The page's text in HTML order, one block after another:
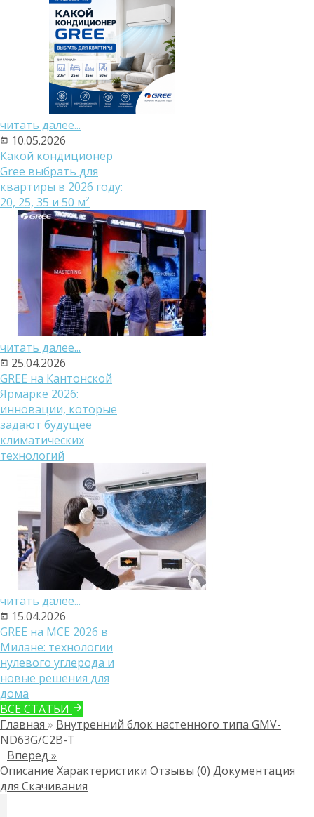
читать далее...
10.05.2026
Какой кондиционер
Gree выбрать для
квартиры в 2026 году:
20, 25, 35 и 50 м²
читать далее...
25.04.2026
GREE на Кантонской
Ярмарке 2026:
инновации, которые
задают будущее
климатических
технологий
читать далее...
15.04.2026
GREE на MCE 2026 в
Милане: технологии
нулевого углерода и
новые решения для
дома
ВСЕ СТАТЬИ
Главная » Внутренний блок настенного типа GMV-
ND63G/C2B-T
Вперед »
Описание Характеристики Отзывы (0) Документация
для Скачивания